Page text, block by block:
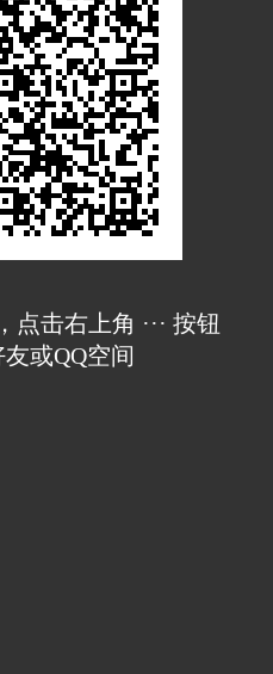
击右上角 ··· 按钮
或QQ空间